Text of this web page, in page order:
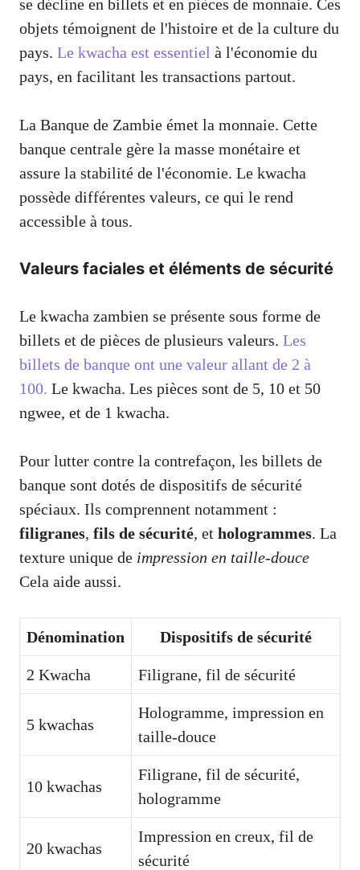
se décline en billets et en pièces de monnaie. Ces
objets témoignent de l'histoire et de la culture du
pays. Le kwacha est essentiel à l'économie du
pays, en facilitant les transactions partout.
La Banque de Zambie émet la monnaie. Cette
banque centrale gère la masse monétaire et
assure la stabilité de l'économie. Le kwacha
possède différentes valeurs, ce qui le rend
accessible à tous.
Valeurs faciales et éléments de sécurité
Le kwacha zambien se présente sous forme de
billets et de pièces de plusieurs valeurs. Les
billets de banque ont une valeur allant de 2 à
100. Le kwacha. Les pièces sont de 5, 10 et 50
ngwee, et de 1 kwacha.
Pour lutter contre la contrefaçon, les billets de
banque sont dotés de dispositifs de sécurité
spéciaux. Ils comprennent notamment :
filigranes, fils de sécurité, et hologrammes. La
texture unique de impression en taille-douce
Cela aide aussi.
Dénomination Dispositifs de sécurité
2 Kwacha Filigrane, fil de sécurité
5 kwachas
Hologramme, impression en
taille-douce
10 kwachas
Filigrane, fil de sécurité,
hologramme
20 kwachas
Impression en creux, fil de
sécurité